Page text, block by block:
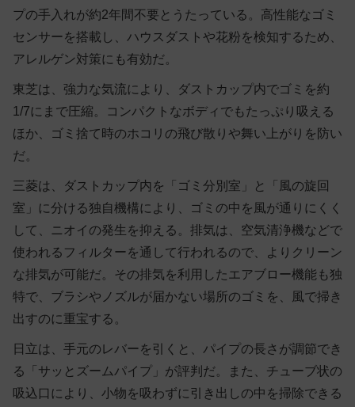
プの手入れが約2年間不要とうたっている。高性能なゴミ
センサーを搭載し、ハウスダストや花粉を検知するため、
アレルゲン対策にも有効だ。
東芝は、強力な気流により、ダストカップ内でゴミを約
1/7にまで圧縮。コンパクトなボディでもたっぷり吸える
ほか、ゴミ捨て時のホコリの飛び散りや舞い上がりを防い
だ。
三菱は、ダストカップ内を「ゴミ分別室」と「風の旋回
室」に分ける独自機構により、ゴミの中を風が通りにくく
して、ニオイの発生を抑える。排気は、空気清浄機などで
使われるフィルターを通して行われるので、よりクリーン
な排気が可能だ。その排気を利用したエアブロー機能も独
特で、ブラシやノズルが届かない場所のゴミを、風で掃き
出すのに重宝する。
日立は、手元のレバーを引くと、パイプの長さが調節でき
る「サッとズームパイプ」が評判だ。また、チューブ状の
吸込口により、小物を吸わずに引き出しの中を掃除できる